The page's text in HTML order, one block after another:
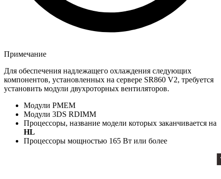
Примечание
Для обеспечения надлежащего охлаждения следующих
компонентов, установленных на сервере SR860 V2, требуется
установить модули двухроторных вентиляторов.
Модули PMEM
Модули 3DS RDIMM
Процессоры, название модели которых заканчивается на
HL
Процессоры мощностью 165 Вт или более